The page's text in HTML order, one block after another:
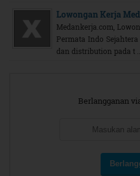
Lowongan Kerja
Medankerja.com,
Permata Indo
dan distribution pada t ...
Berlangganan